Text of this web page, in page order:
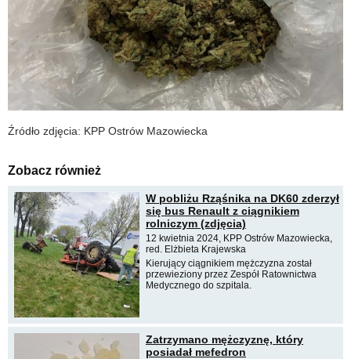
Źródło zdjęcia: KPP Ostrów Mazowiecka
Zobacz również
W pobliżu Rząśnika na DK60 zderzył
się bus Renault z ciągnikiem
rolniczym (zdjęcia)
12 kwietnia 2024, KPP Ostrów Mazowiecka,
red. Elżbieta Krajewska
Kierujący ciągnikiem mężczyzna został
przewieziony przez Zespół Ratownictwa
Medycznego do szpitala.
Zatrzymano mężczyznę, który
posiadał mefedron